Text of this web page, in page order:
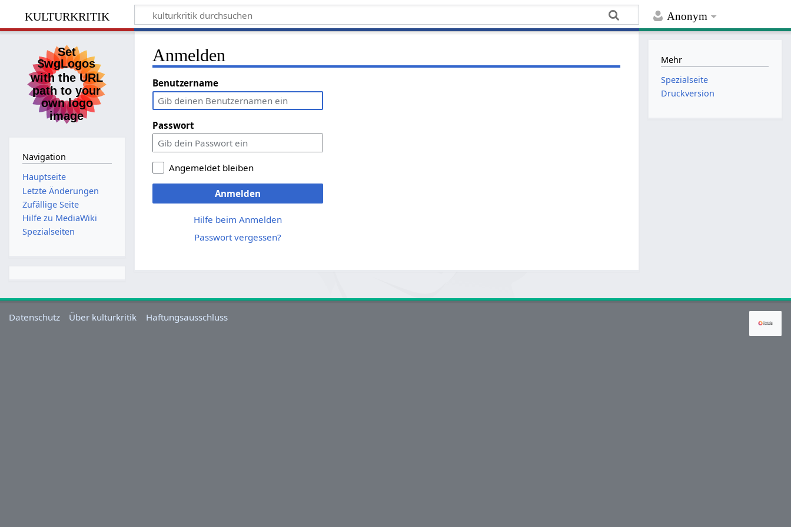
Anonym
kulturkritik
Anmelden
Benutzername
Passwort
Angemeldet bleiben
Anmelden
Hilfe beim Anmelden
Passwort vergessen?
Navigation
Hauptseite
Letzte Änderungen
Zufällige Seite
Hilfe zu MediaWiki
Spezialseiten
Mehr
Spezialseite
Druckversion
Datenschutz Über kulturkritik Haftungsausschluss